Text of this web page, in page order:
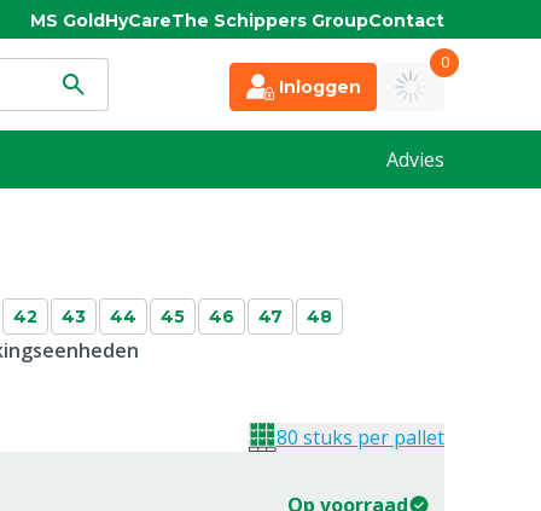
MS GoldHyCareThe Schippers GroupContact
Inloggen
0
Advies
42 43 44 45 46 47 48
Op voorraad
80 stuks per pallet